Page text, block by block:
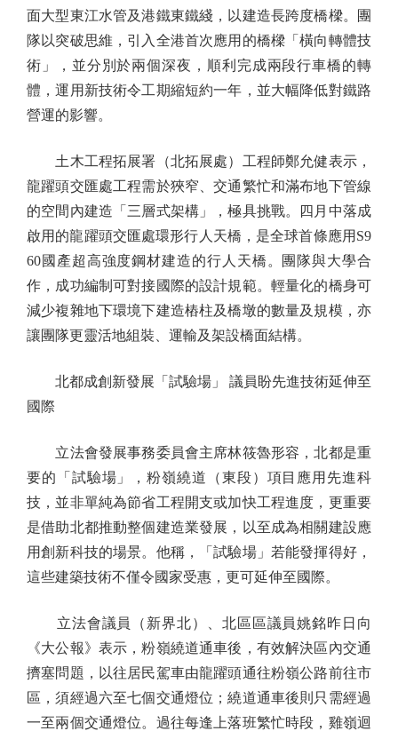
面大型東江水管及港鐵東鐵綫，以建造長跨度橋樑。團
隊以突破思維，引入全港首次應用的橋樑「橫向轉體技
術」，並分別於兩個深夜，順利完成兩段行車橋的轉
體，運用新技術令工期縮短約一年，並大幅降低對鐵路
營運的影響。
土木工程拓展署（北拓展處）工程師鄭允健表示，
龍躍頭交匯處工程需於狹窄、交通繁忙和滿布地下管線
的空間內建造「三層式架構」，極具挑戰。四月中落成
啟用的龍躍頭交匯處環形行人天橋，是全球首條應用S9
60國產超高強度鋼材建造的行人天橋。團隊與大學合
作，成功編制可對接國際的設計規範。輕量化的橋身可
減少複雜地下環境下建造樁柱及橋墩的數量及規模，亦
讓團隊更靈活地組裝、運輸及架設橋面結構。
北都成創新發展「試驗場」 議員盼先進技術延伸至
國際
立法會發展事務委員會主席林筱魯形容，北都是重
要的「試驗場」，粉嶺繞道（東段）項目應用先進科
技，並非單純為節省工程開支或加快工程進度，更重要
是借助北都推動整個建造業發展，以至成為相關建設應
用創新科技的場景。他稱，「試驗場」若能發揮得好，
這些建築技術不僅令國家受惠，更可延伸至國際。
立法會議員（新界北）、北區區議員姚銘昨日向
《大公報》表示，粉嶺繞道通車後，有效解決區內交通
擠塞問題，以往居民駕車由龍躍頭通往粉嶺公路前往市
區，須經過六至七個交通燈位；繞道通車後則只需經過
一至兩個交通燈位。過往每逢上落班繁忙時段，雞嶺迴